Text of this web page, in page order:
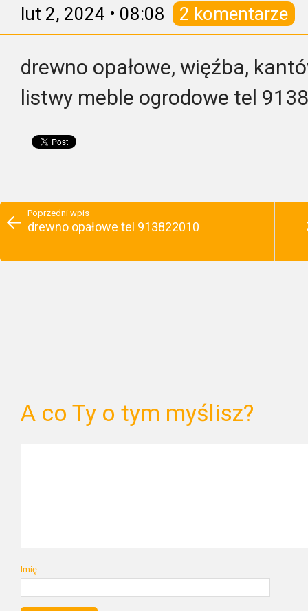
lut 2, 2024 • 08:08 2 komentarze
drewno opałowe, więźba,
listwy meble ogrodowe tel
Poprzedni wpis
drewno opałowe tel 913822010
A co Ty o tym myślisz?
Imię